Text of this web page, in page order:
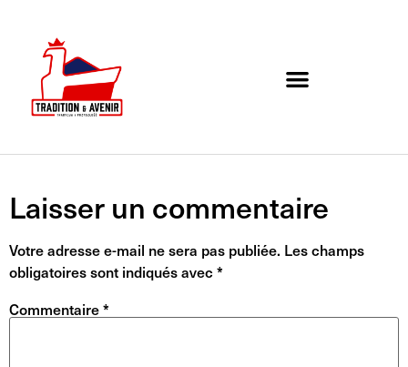
Laisser un commentaire
Votre adresse e-mail ne sera pas publiée. Les champs
obligatoires sont indiqués avec *
Commentaire*